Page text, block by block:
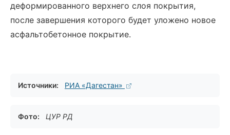
деформированного верхнего слоя покрытия,
после завершения которого будет уложено новое
асфальтобетонное покрытие.
Источники: РИА «Дагестан»
Фото: ЦУР РД